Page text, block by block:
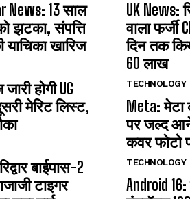
News: 13 साल
झटका, संपत्ति
याचिका खारिज
होगी UG
मेरिट लिस्ट,
बाईपास-2
टाइगर
UK News:
वाला फर्जी
दिन तक
60 लाख
TECHNOLOGY
Meta: मेटा
पर जल्द
कवर फोटो
TECHNOLOGY
Android